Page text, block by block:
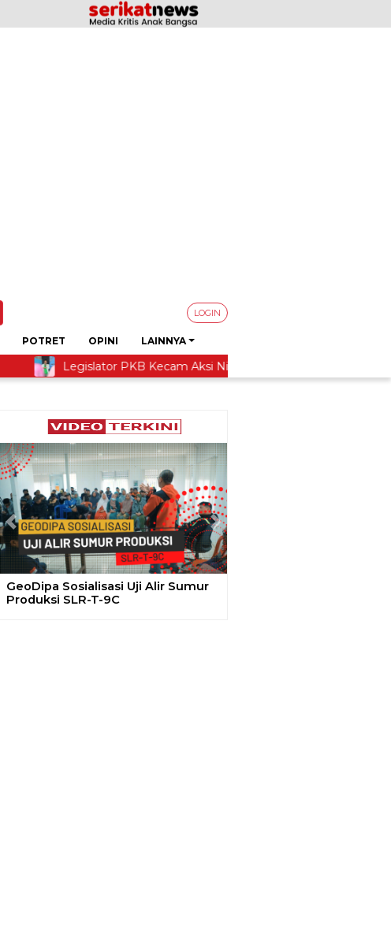
LOGIN
POTRET OPINI
LAINNYA
Legislator PKB Kecam Aksi Nirempati Nakes ke Pasien BPJS,
Gelar Media Gathering, Geodipa
Ajak Media Diskusi Pembangunan
Previous Next